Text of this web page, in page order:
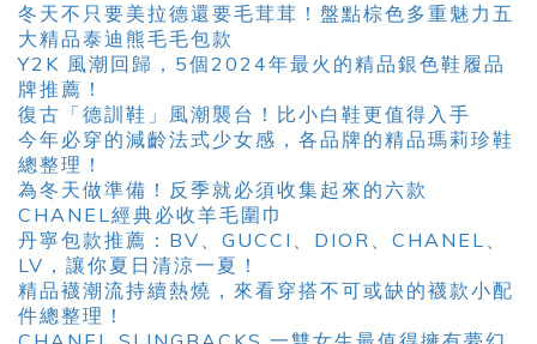
冬天不只要美拉德還要毛茸茸！盤點棕色多重魅力五
大精品泰迪熊毛毛包款
Y2K 風潮回歸，5個2024年最火的精品銀色鞋履品
牌推薦！
復古「德訓鞋」風潮襲台！比小白鞋更值得入手
今年必穿的減齡法式少女感，各品牌的精品瑪莉珍鞋
總整理！
為冬天做準備！反季就必須收集起來的六款
CHANEL經典必收羊毛圍巾
丹寧包款推薦：BV、GUCCI、DIOR、CHANEL、
LV，讓你夏日清涼一夏！
精品襪潮流持續熱燒，來看穿搭不可或缺的襪款小配
件總整理！